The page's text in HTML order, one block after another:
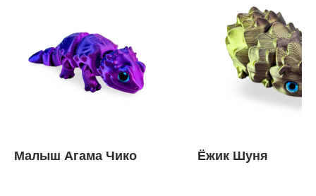
Малыш Агама Чико Ёжик Шуня